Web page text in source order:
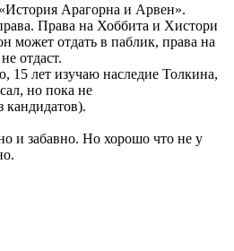
Арагорна и Арвен».
Права на Хоббита и Хистори
может отдать в паблик, права на
отдаст.
15 лет изучаю наследие Толкина,
но пока не
кандидатов).
и забавно. Но хорошо что не у